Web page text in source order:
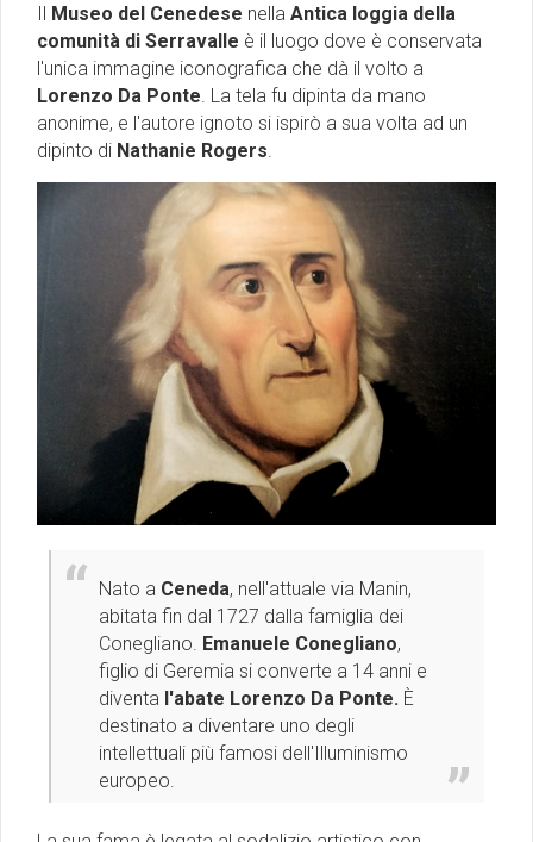
Il Museo del Cenedese nella Antica loggia della
comunità di Serravalle è il luogo dove è conservata
l'unica immagine iconografica che dà il volto a
Lorenzo Da Ponte. La tela fu dipinta da mano
anonime, e l'autore ignoto si ispirò a sua volta ad un
dipinto di Nathanie Rogers.
Nato a Ceneda, nell'attuale via Manin,
abitata fin dal 1727 dalla famiglia dei
Conegliano. Emanuele Conegliano,
figlio di Geremia si converte a 14 anni e
diventa l'abate Lorenzo Da Ponte. È
destinato a diventare uno degli
intellettuali più famosi dell'Illuminismo
europeo.